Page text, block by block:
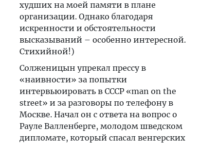
худших на моей памяти в плане
организации. Однако благодаря
искренности и обстоятельности
высказываний – особенно интересной.
Стихийной!)
Солженицын упрекал прессу в
«наивности» за попытки
интервьюировать в СССР «man on the
street» и за разговоры по телефону в
Москве. Начал он с ответа на вопрос о
Рауле Валленберге, молодом шведском
дипломате, который спасал венгерских